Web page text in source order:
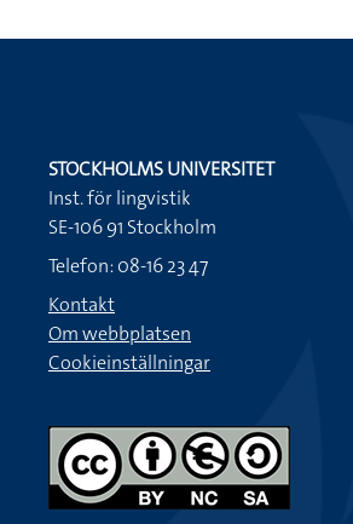
STOCKHOLMS UNIVERSITET
Inst. för lingvistik
SE-106 91 Stockholm
Telefon: 08-16 23 47
Kontakt
Om webbplatsen
Cookieinställningar